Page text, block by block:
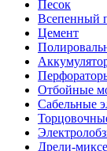
Песок
Всепенный
Цемент
Отбойные
Сабельные
Дрели-